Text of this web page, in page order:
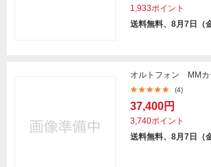
1,933ポイント
送料無料、8月7日（金
オルトフォン MMカ
(4)
37,400円
3,740ポイント
送料無料、8月7日（金